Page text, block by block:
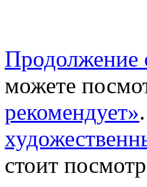
Продолжение
можете
рекомендует»
стоит